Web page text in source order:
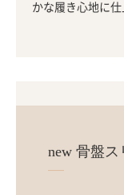
かな履き心地に仕
new 骨盤ス